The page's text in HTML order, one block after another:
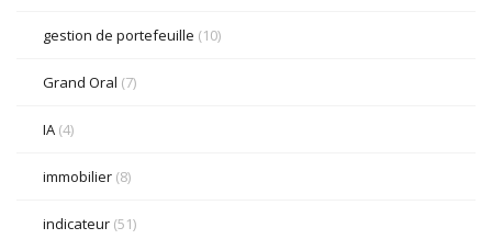
gestion de portefeuille (10)
Grand Oral (7)
IA (4)
immobilier (8)
indicateur (51)